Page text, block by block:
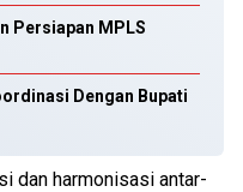
Persiapan MPLS
Dengan Bupati
dan harmonisasi antar-